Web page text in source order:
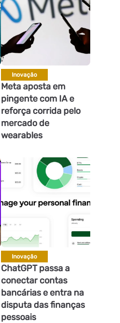
Inovação
Meta aposta em
pingente com IA e
reforça corrida pelo
mercado de
wearables
Inovação
ChatGPT passa a
conectar contas
bancárias e entra na
disputa das finanças
pessoais